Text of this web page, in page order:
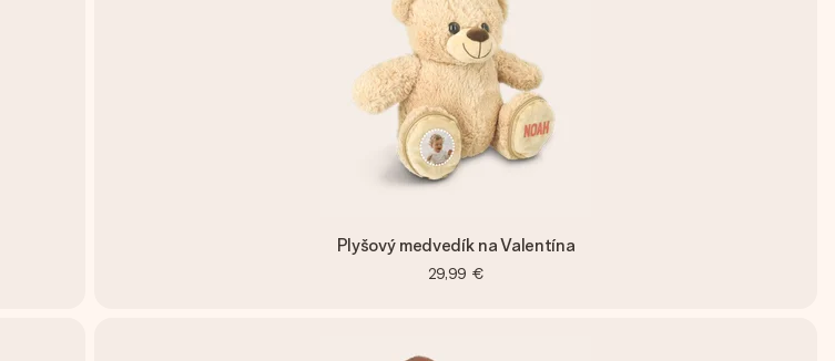
Plyšový medvedík na Valentína
29,99 €